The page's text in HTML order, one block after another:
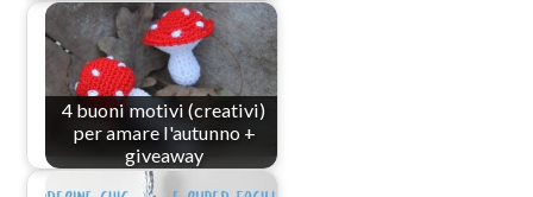
4 buoni motivi (creativi)
per amare l'autunno +
giveaway